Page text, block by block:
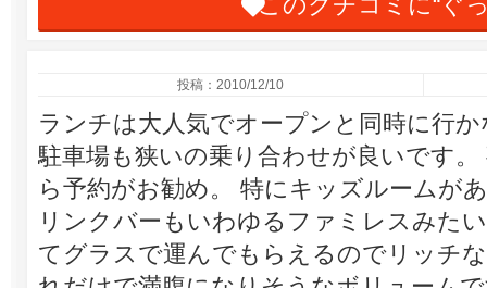
このクチコミに“ぐ
投稿：2010/12/10
ランチは大人気でオープンと同時に行
駐車場も狭いの乗り合わせが良いです
ら予約がお勧め。 特にキッズルームが
リンクバーもいわゆるファミレスみた
てグラスで運んでもらえるのでリッチ